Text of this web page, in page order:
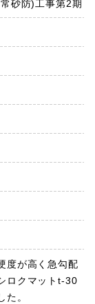
砂防)工事第2期
度が高く急勾配
ロクマットt-30
た。